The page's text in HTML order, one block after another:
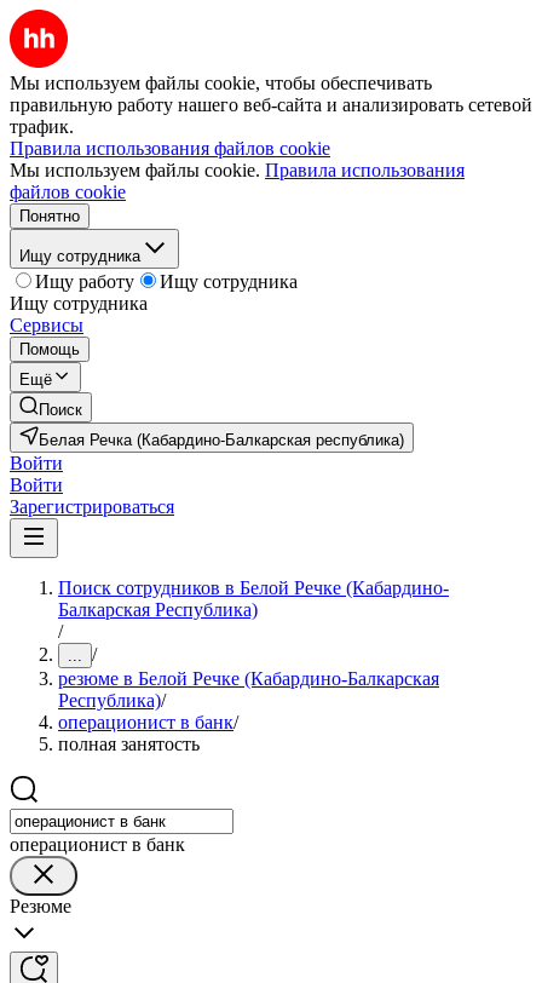
Мы используем файлы cookie, чтобы обеспечивать
правильную работу нашего веб-сайта и анализировать сетевой
трафик.
Правила использования файлов cookie
Мы используем файлы cookie. Правила использования
файлов cookie
Понятно
Ищу сотрудника
Ищу работу
Ищу сотрудника
Ищу сотрудника
Сервисы
Помощь
Ещё
Поиск
Белая Речка (Кабардино-Балкарская республика)
Войти
Войти
Зарегистрироваться
Поиск сотрудников в Белой Речке (Кабардино-
Балкарская Республика)
/
... /
резюме в Белой Речке (Кабардино-Балкарская
Республика)/
операционист в банк/
полная занятость
операционист в банк
Резюме